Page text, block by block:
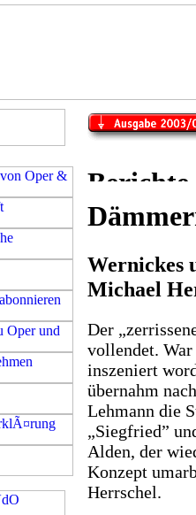
Wernickes
Michael
Der
vollendet.
inszeniert
übernahm
Lehmann die
„Siegfried”
Alden, der
Konzept
Herrschel.